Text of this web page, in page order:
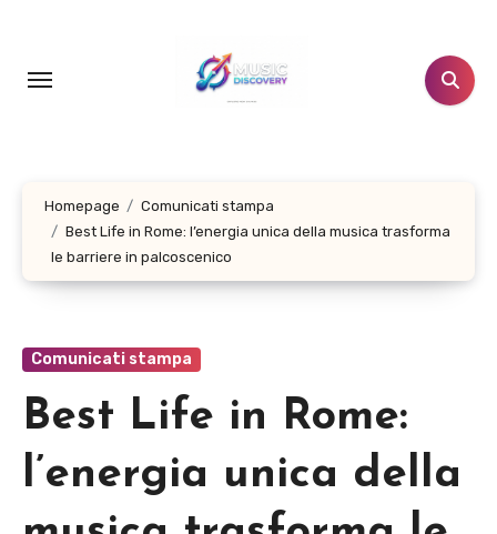
contenuto
Homepage
Comunicati stampa
Best Life in Rome: l’energia unica della musica trasforma
le barriere in palcoscenico
Comunicati stampa
Best Life in Rome:
l’energia unica della